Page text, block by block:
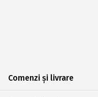
Comenzi și livrare